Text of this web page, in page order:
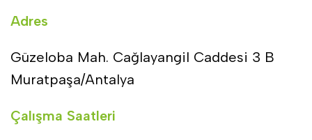
Adres
Güzeloba Mah. Cağlayangil Caddesi 3 B
Muratpaşa/Antalya
Çalışma Saatleri